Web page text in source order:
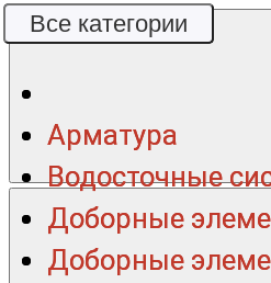
Все категории
Арматура
Водосточные
Доборные
Доборные
Все категории
Арматура
Водосточные
Доборные
Доборные